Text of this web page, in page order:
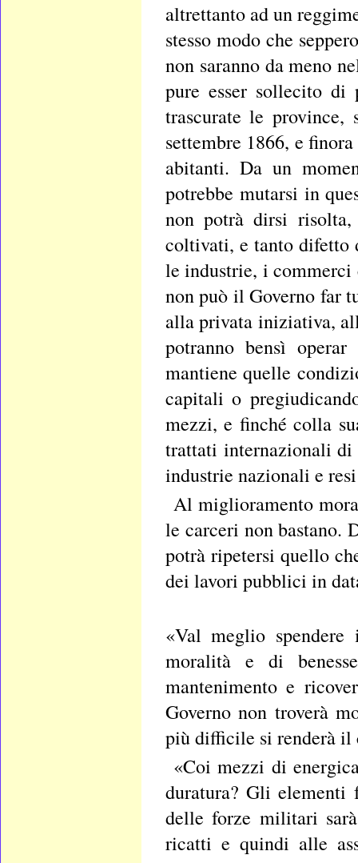
altrettanto ad un
stesso modo che
non saranno da meno
pure esser sollecito di
trascurate le
settembre 1866, e
abitanti. Da un
potrebbe mutarsi in
non potrà dirsi
coltivati, e tanto
le industrie, i
non può il Governo far
alla privata iniziativa,
potranno bensì
mantiene quelle
capitali o
mezzi, e finché colla
trattati internazionali di
industrie nazionali e
Al miglioramento
le carceri non bastano.
potrà ripetersi quello
dei lavori pubblici in
«Val meglio
moralità e di
mantenimento e
Governo non troverà
più difficile si renderà
«Coi mezzi di
duratura? Gli
delle forze militari
ricatti e quindi alle